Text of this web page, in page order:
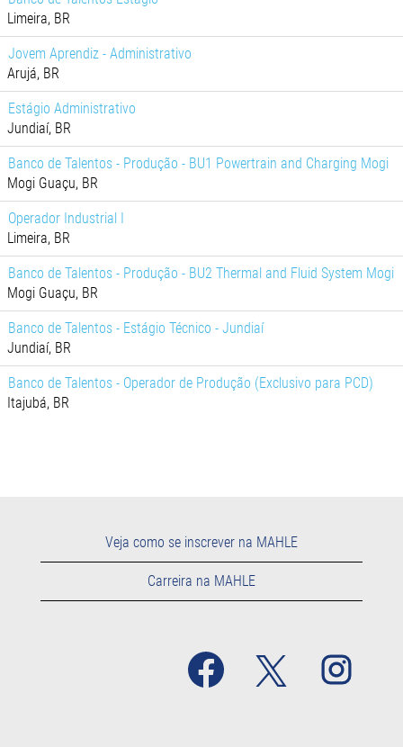
Limeira, BR
Jovem Aprendiz - Administrativo
Arujá, BR
Estágio Administrativo
Jundiaí, BR
Banco de Talentos - Produção - BU1 Powertrain and Charging Mogi
Mogi Guaçu, BR
Operador Industrial I
Limeira, BR
Banco de Talentos - Produção - BU2 Thermal and Fluid System Mogi
Mogi Guaçu, BR
Banco de Talentos - Estágio Técnico - Jundiaí
Jundiaí, BR
Banco de Talentos - Operador de Produção (Exclusivo para PCD)
Itajubá, BR
Veja como se inscrever na MAHLE
Carreira na MAHLE
b
A
b
r